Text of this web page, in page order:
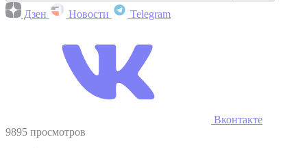
Дзен Новости Telegram
Вконтакте
9895 просмотров